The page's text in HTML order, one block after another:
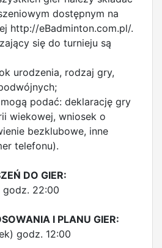
dostępnym na
http://eBadminton.com.pl/.
się do turnieju są
urodzenia, rodzaj gry,
podać: deklarację gry
wiekowej, wniosek o
bezklubowe, inne
telefonu).
DO GIER:
godz. 22:00
I PLANU GIER:
godz. 12:00